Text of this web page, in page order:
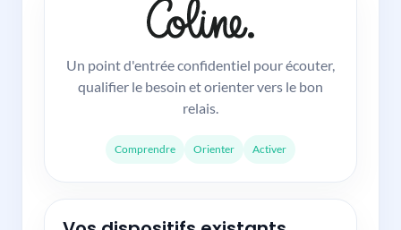
Un point d'entrée confidentiel pour écouter,
qualifier le besoin et orienter vers le bon
relais.
Comprendre Orienter Activer